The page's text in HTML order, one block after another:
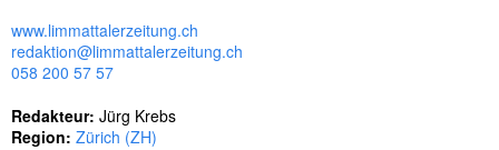
www.limmattalerzeitung.ch
redaktion@limmattalerzeitung.ch
058 200 57 57
Redakteur: Jürg Krebs
Region: Zürich (ZH)